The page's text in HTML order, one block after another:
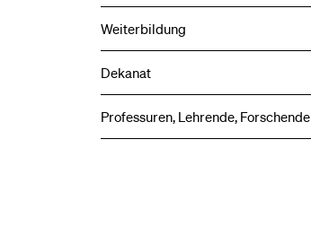
Weiterbildung
Dekanat
Professuren, Lehrende, Forschende